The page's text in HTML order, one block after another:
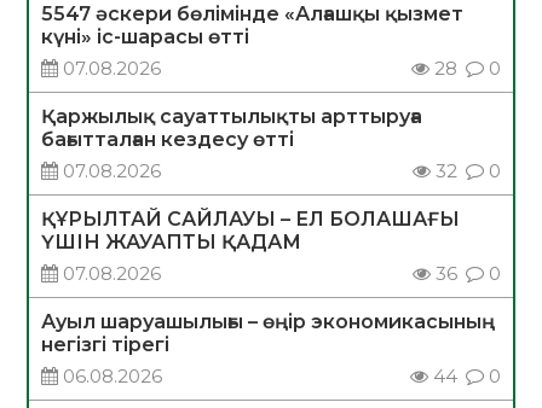
5547 әскери бөлімінде «Алғашқы қызмет
күні» іс-шарасы өтті
07.08.2026
28 0
Қаржылық сауаттылықты арттыруға
бағытталған кездесу өтті
07.08.2026
32 0
ҚҰРЫЛТАЙ САЙЛАУЫ – ЕЛ БОЛАШАҒЫ
ҮШІН ЖАУАПТЫ ҚАДАМ
07.08.2026
36 0
Ауыл шаруашылығы – өңір экономикасының
негізгі тірегі
06.08.2026
44 0